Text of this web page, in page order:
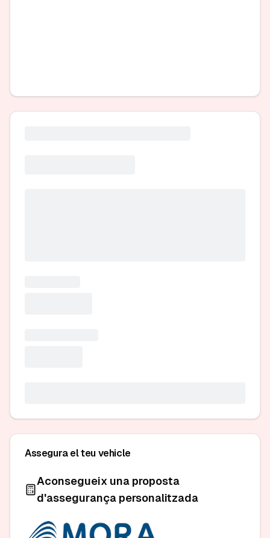
Assegura el teu vehicle
Aconsegueix una proposta
d'assegurança personalitzada